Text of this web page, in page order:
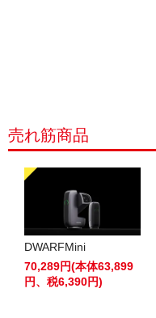
売れ筋商品
DWARFMini
70,289円(本体63,899
円、税6,390円)